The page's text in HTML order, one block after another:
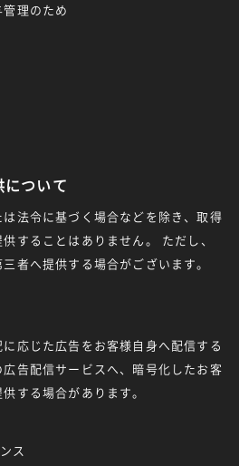
理のため
ついて
法令に基づく場合などを除き、取得
することはありません。 ただし、
者へ提供する場合がございます。
応じた広告をお客様自身へ配信する
告配信サービスへ、暗号化したお客
する場合があります。
ス